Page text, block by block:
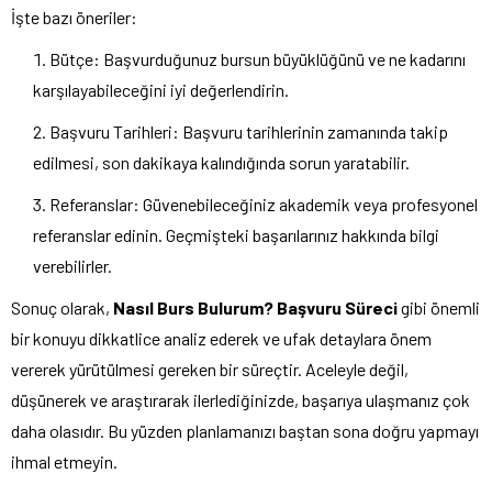
İşte bazı öneriler:
Bütçe: Başvurduğunuz bursun büyüklüğünü ve ne kadarını
karşılayabileceğini iyi değerlendirin.
Başvuru Tarihleri: Başvuru tarihlerinin zamanında takip
edilmesi, son dakikaya kalındığında sorun yaratabilir.
Referanslar: Güvenebileceğiniz akademik veya profesyonel
referanslar edinin. Geçmişteki başarılarınız hakkında bilgi
verebilirler.
Sonuç olarak, Nasıl Burs Bulurum? Başvuru Sürecigibi önemli
bir konuyu dikkatlice analiz ederek ve ufak detaylara önem
vererek yürütülmesi gereken bir süreçtir. Aceleyle değil,
düşünerek ve araştırarak ilerlediğinizde, başarıya ulaşmanız çok
daha olasıdır. Bu yüzden planlamanızı baştan sona doğru yapmayı
ihmal etmeyin.